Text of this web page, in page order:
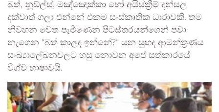
බත්, නූඩ්ල්ස්, මඤ්ඤොක්කා හෝ අයිස්ක්‍රීම් දන්සල
දක්වාත් ගලා එන්නේ එකම සංස්කෘතික ධාරාවකි. තම
නිවහන වෙත පැමිණෙන පිටස්තරයන්ගෙන් පවා
නැගෙන “බත් කාලද ඉන්නේ?” යන සුහද ආමන්ත්‍රණය
සංඛ්‍යාලේඛනවලට හසු නොවන අපේ සත්කාරයේ
විශ්ව භාෂාවයි.